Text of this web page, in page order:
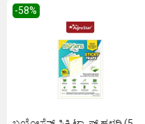
-58%